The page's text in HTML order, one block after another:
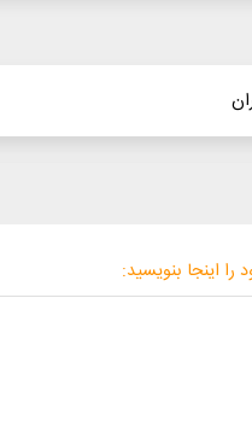
را اینجا بنویسید: